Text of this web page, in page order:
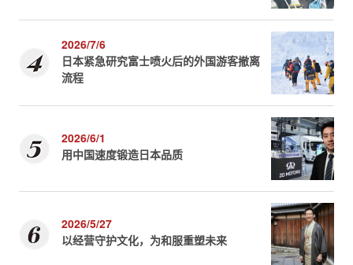
2026/7/6
日本紧急研究富士喷火后的外国游客撤离
流程
2026/6/1
用中国速度锻造日本品质
2026/5/27
以经营守护文化，为和服重塑未来